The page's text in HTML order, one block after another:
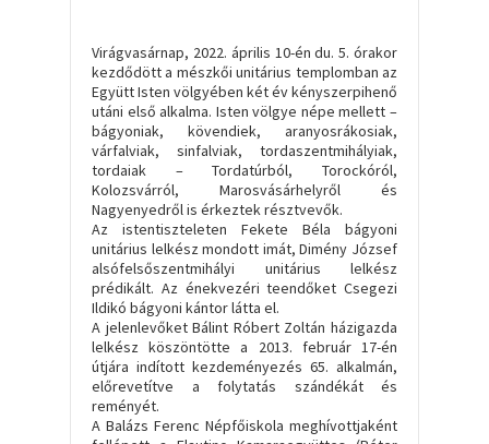
Virágvasárnap, 2022. április 10-én du. 5. órakor
kezdődött a mészkői unitárius templomban az
Együtt Isten völgyében két év kényszerpihenő
utáni első alkalma. Isten völgye népe mellett –
bágyoniak, kövendiek, aranyosrákosiak,
várfalviak, sinfalviak, tordaszentmihályiak,
tordaiak – Tordatúrból, Torockóról,
Kolozsvárról, Marosvásárhelyről és
Nagyenyedről is érkeztek résztvevők.
Az istentiszteleten Fekete Béla bágyoni
unitárius lelkész mondott imát, Dimény József
alsófelsőszentmihályi unitárius lelkész
prédikált. Az énekvezéri teendőket Csegezi
Ildikó bágyoni kántor látta el.
A jelenlevőket Bálint Róbert Zoltán házigazda
lelkész köszöntötte a 2013. február 17-én
útjára indított kezdeményezés 65. alkalmán,
előrevetítve a folytatás szándékát és
reményét.
A Balázs Ferenc Népfőiskola meghívottjaként